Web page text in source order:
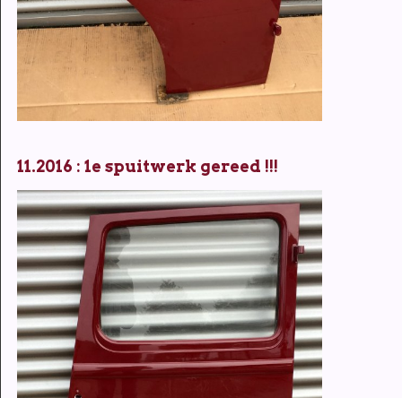
11.2016 : 1e spuitwerk gereed !!!